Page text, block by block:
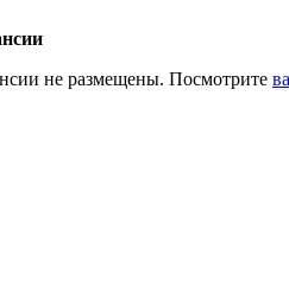
не размещены. Посмотрите